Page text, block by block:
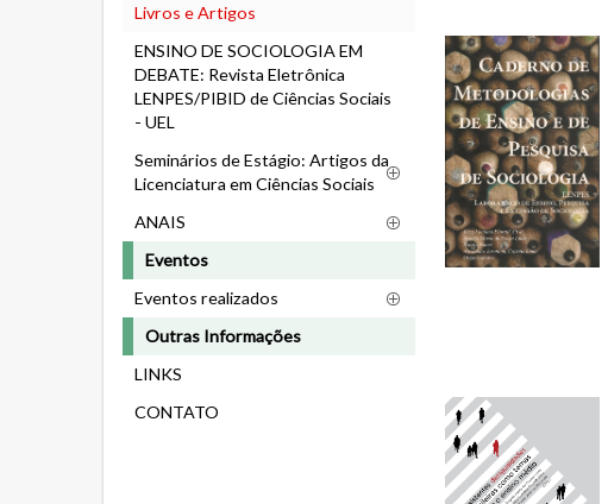
Livros e Artigos
ENSINO DE SOCIOLOGIA EM
DEBATE: Revista Eletrônica
LENPES/PIBID de Ciências Sociais
- UEL
Seminários de Estágio: Artigos da
Licenciatura em Ciências Sociais
ANAIS
Eventos
Eventos realizados
Outras Informações
LINKS
CONTATO